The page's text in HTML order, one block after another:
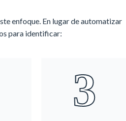
enfoque. En lugar de automatizar
para identificar:
3